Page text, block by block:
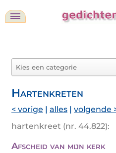
Hartenkreten
< vorige | alles | volgende
hartenkreet (nr. 44.822):
Afscheid van mijn kerk